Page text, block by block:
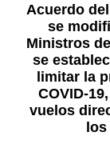
Acuerdo
se
Ministros
se
limitar la
COVID-
vuelos
los